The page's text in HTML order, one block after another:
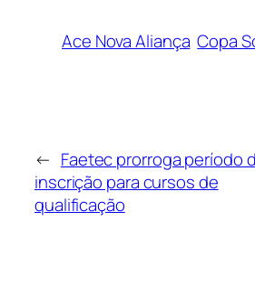
Ace Nova Aliança Copa
← Faetec prorroga período
inscrição para cursos de
qualificação